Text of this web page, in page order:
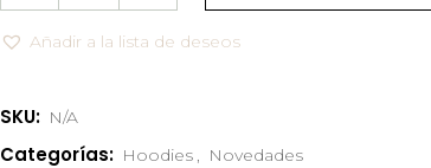
Añadir a la lista de deseos
SKU: N/A
Categorías: Hoodies , Novedades